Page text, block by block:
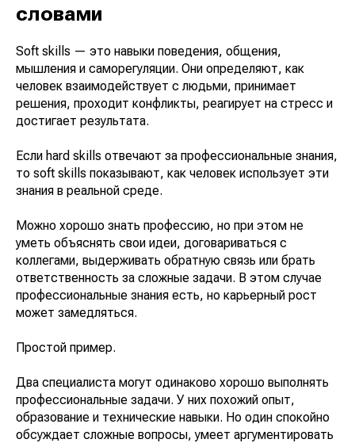
словами
Soft skills — это навыки поведения, общения,
мышления и саморегуляции. Они определяют, как
человек взаимодействует с людьми, принимает
решения, проходит конфликты, реагирует на стресс и
достигает результата.
Если hard skills отвечают за профессиональные знания,
то soft skills показывают, как человек использует эти
знания в реальной среде.
Можно хорошо знать профессию, но при этом не
уметь объяснять свои идеи, договариваться с
коллегами, выдерживать обратную связь или брать
ответственность за сложные задачи. В этом случае
профессиональные знания есть, но карьерный рост
может замедляться.
Простой пример.
Два специалиста могут одинаково хорошо выполнять
профессиональные задачи. У них похожий опыт,
образование и технические навыки. Но один спокойно
обсуждает сложные вопросы, умеет аргументировать